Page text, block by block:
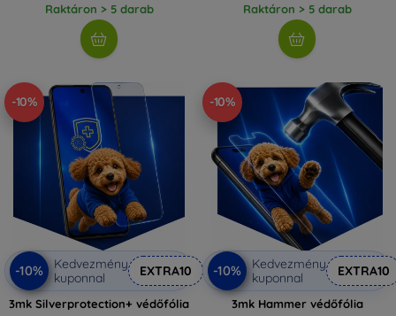
Raktáron > 5 darab Raktáron > 5 darab
-10%
-10%
Kedvezmény
kuponnal
EXTRA10
3mk Silverprotection+ védőfólia
-10%
-10%
Kedvezmény
kuponnal
EXTRA10
3mk Hammer védőfólia